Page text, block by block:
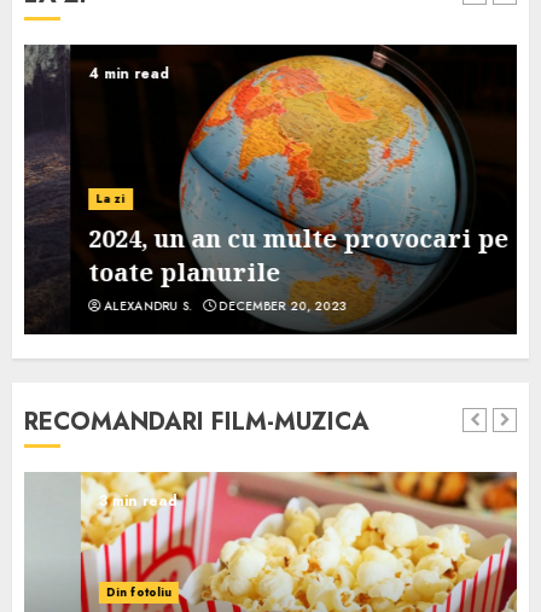
4 min read
La zi
2024, un an cu multe provocari pe
toate planurile
ALEXANDRU S. DECEMBER 20, 2023
RECOMANDARI FILM-MUZICA
3 min read
Din fotoliu